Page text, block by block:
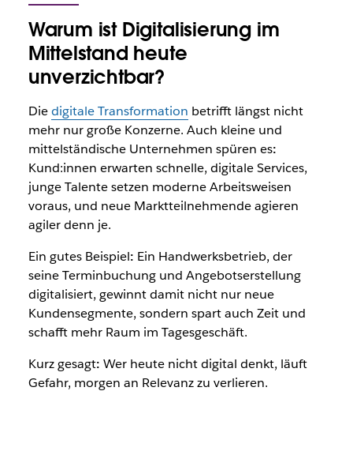
Warum ist Digitalisierung im
Mittelstand heute
unverzichtbar?
Diedigitale Transformation betrifft längst nicht
mehr nur große Konzerne. Auch kleine und
mittelständische Unternehmen spüren es:
Kund:innen erwarten schnelle, digitale Services,
junge Talente setzen moderne Arbeitsweisen
voraus, und neue Marktteilnehmende agieren
agiler denn je.
Ein gutes Beispiel: Ein Handwerksbetrieb, der
seine Terminbuchung und Angebotserstellung
digitalisiert, gewinnt damit nicht nur neue
Kundensegmente, sondern spart auch Zeit und
schafft mehr Raum im Tagesgeschäft.
Kurz gesagt: Wer heute nicht digital denkt, läuft
Gefahr, morgen an Relevanz zu verlieren.